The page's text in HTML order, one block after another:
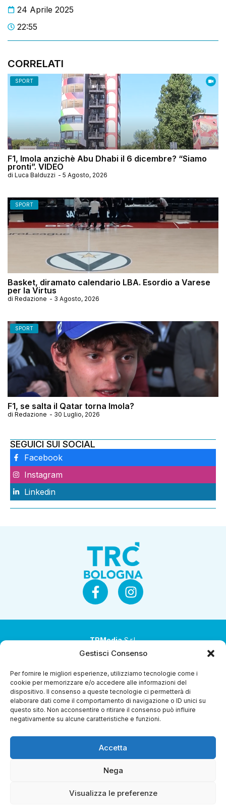
Gestisci Consenso
Per fornire le migliori esperienze, utilizziamo tecnologie come i
cookie per memorizzare e/o accedere alle informazioni del
dispositivo. Il consenso a queste tecnologie ci permetterà di
elaborare dati come il comportamento di navigazione o ID unici su
questo sito. Non acconsentire o ritirare il consenso può influire
negativamente su alcune caratteristiche e funzioni.
Accetta
Nega
Visualizza le preferenze
24 Aprile 2025
22:55
CORRELATI
SPORT
F1, Imola anzichè Abu Dhabi il 6 dicembre? “Siamo
pronti”. VIDEO
di Luca Balduzzi - 5 Agosto, 2026
SPORT
Basket, diramato calendario LBA. Esordio a Varese
per la Virtus
di Redazione - 3 Agosto, 2026
SPORT
F1, se salta il Qatar torna Imola?
di Redazione - 30 Luglio, 2026
SEGUICI SUI SOCIAL
Facebook
Instagram
Linkedin
TRMediaS.r.l.
Società a socio unico
Società sottoposta ad attività di direzione e
coordinamento da parte di Coop Alleanza 3.0 Soc. Coop.
Sede legale: via Ragazzi del ’99 nr. 51 42124 Reggio Emilia
(RE)
Capitale sociale € 1.040.000 i.v.
Diretta Streaming